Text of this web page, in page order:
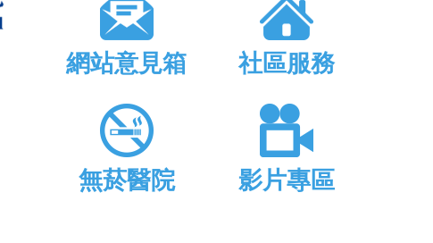
網站意見箱 社區服務
無菸醫院 影片專區